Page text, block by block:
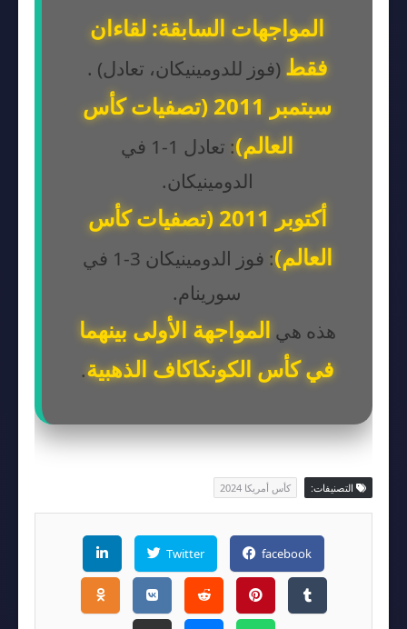
المواجهات السابقة: لقاءان
فقط (فوز للدومينيكان، تعادل) .
سبتمبر 2011 (تصفيات كأس
العالم)
: تعادل 1-1 في
الدومينيكان.
أكتوبر 2011 (تصفيات كأس
العالم)
: فوز الدومينيكان 3-1 في
سورينام.
هذه هي المواجهة الأولى بينهما
في كأس الكونكاكاف الذهبية.
التصنيفات: كأس أمريكا 2024
facebook
Twitter